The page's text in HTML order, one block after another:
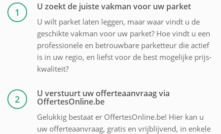
1 U zoekt de juiste vakman voor uw parket
U wilt parket laten leggen, maar waar vindt u de
geschikte vakman voor uw parket? Hoe vindt u een
professionele en betrouwbare parketteur die actief
is in uw regio, en liefst voor de best mogelijke prijs-
kwaliteit?
2 U verstuurt uw offerteaanvraag via
OffertesOnline.be
Gelukkig bestaat er OffertesOnline.be! Hier kan u
uw offerteaanvraag, gratis en vrijblijvend, in enkele